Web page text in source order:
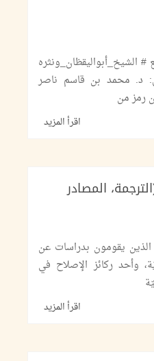
الشيخ_أبواليقظان_ونثره
د. محمد بن قاسم ناصر
رمز من
اقرأ المزيد
المصادر
الذين يقومون بدراسات عن
وأحد ركائز الإصلاح في
اقرأ المزيد